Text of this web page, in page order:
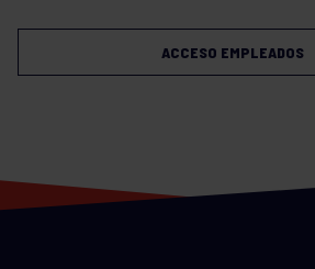
ACCESO EMPLEADOS